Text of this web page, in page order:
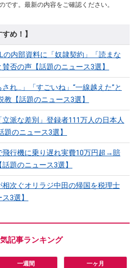
です。最新の内容をご確認ください。
め！】
の内部資料に「奴隷契約」「読まな
否の声【話題のニュース3選】
れ…」「すごいね」“一線越えた”と
【話題のニュース3選】
立派な差別」登録者111万人の日本人
のニュース3選】
飛行機に乗り遅れ実費10万円超→賠
題のニュース3選】
相次ぐオリラジ中田の帰国を税理士
3選】
一週間 一ヶ月